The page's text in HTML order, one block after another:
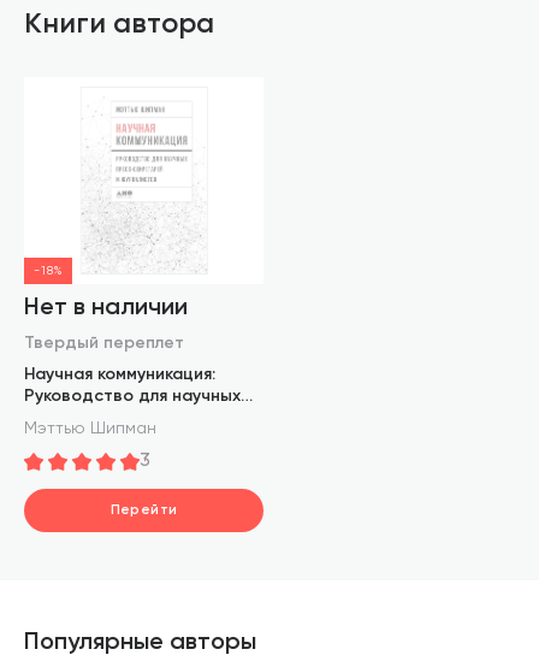
Книги автора
-18%
Нет в наличии
Твердый переплет
Научная коммуникация:
Руководство для научных
пресс-секретарей и
Мэттью Шипман
3
Перейти
Популярные авторы